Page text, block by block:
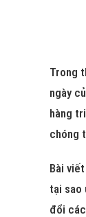
Trong
ngày
hàng
chóng
Bài
tại sao
đổi